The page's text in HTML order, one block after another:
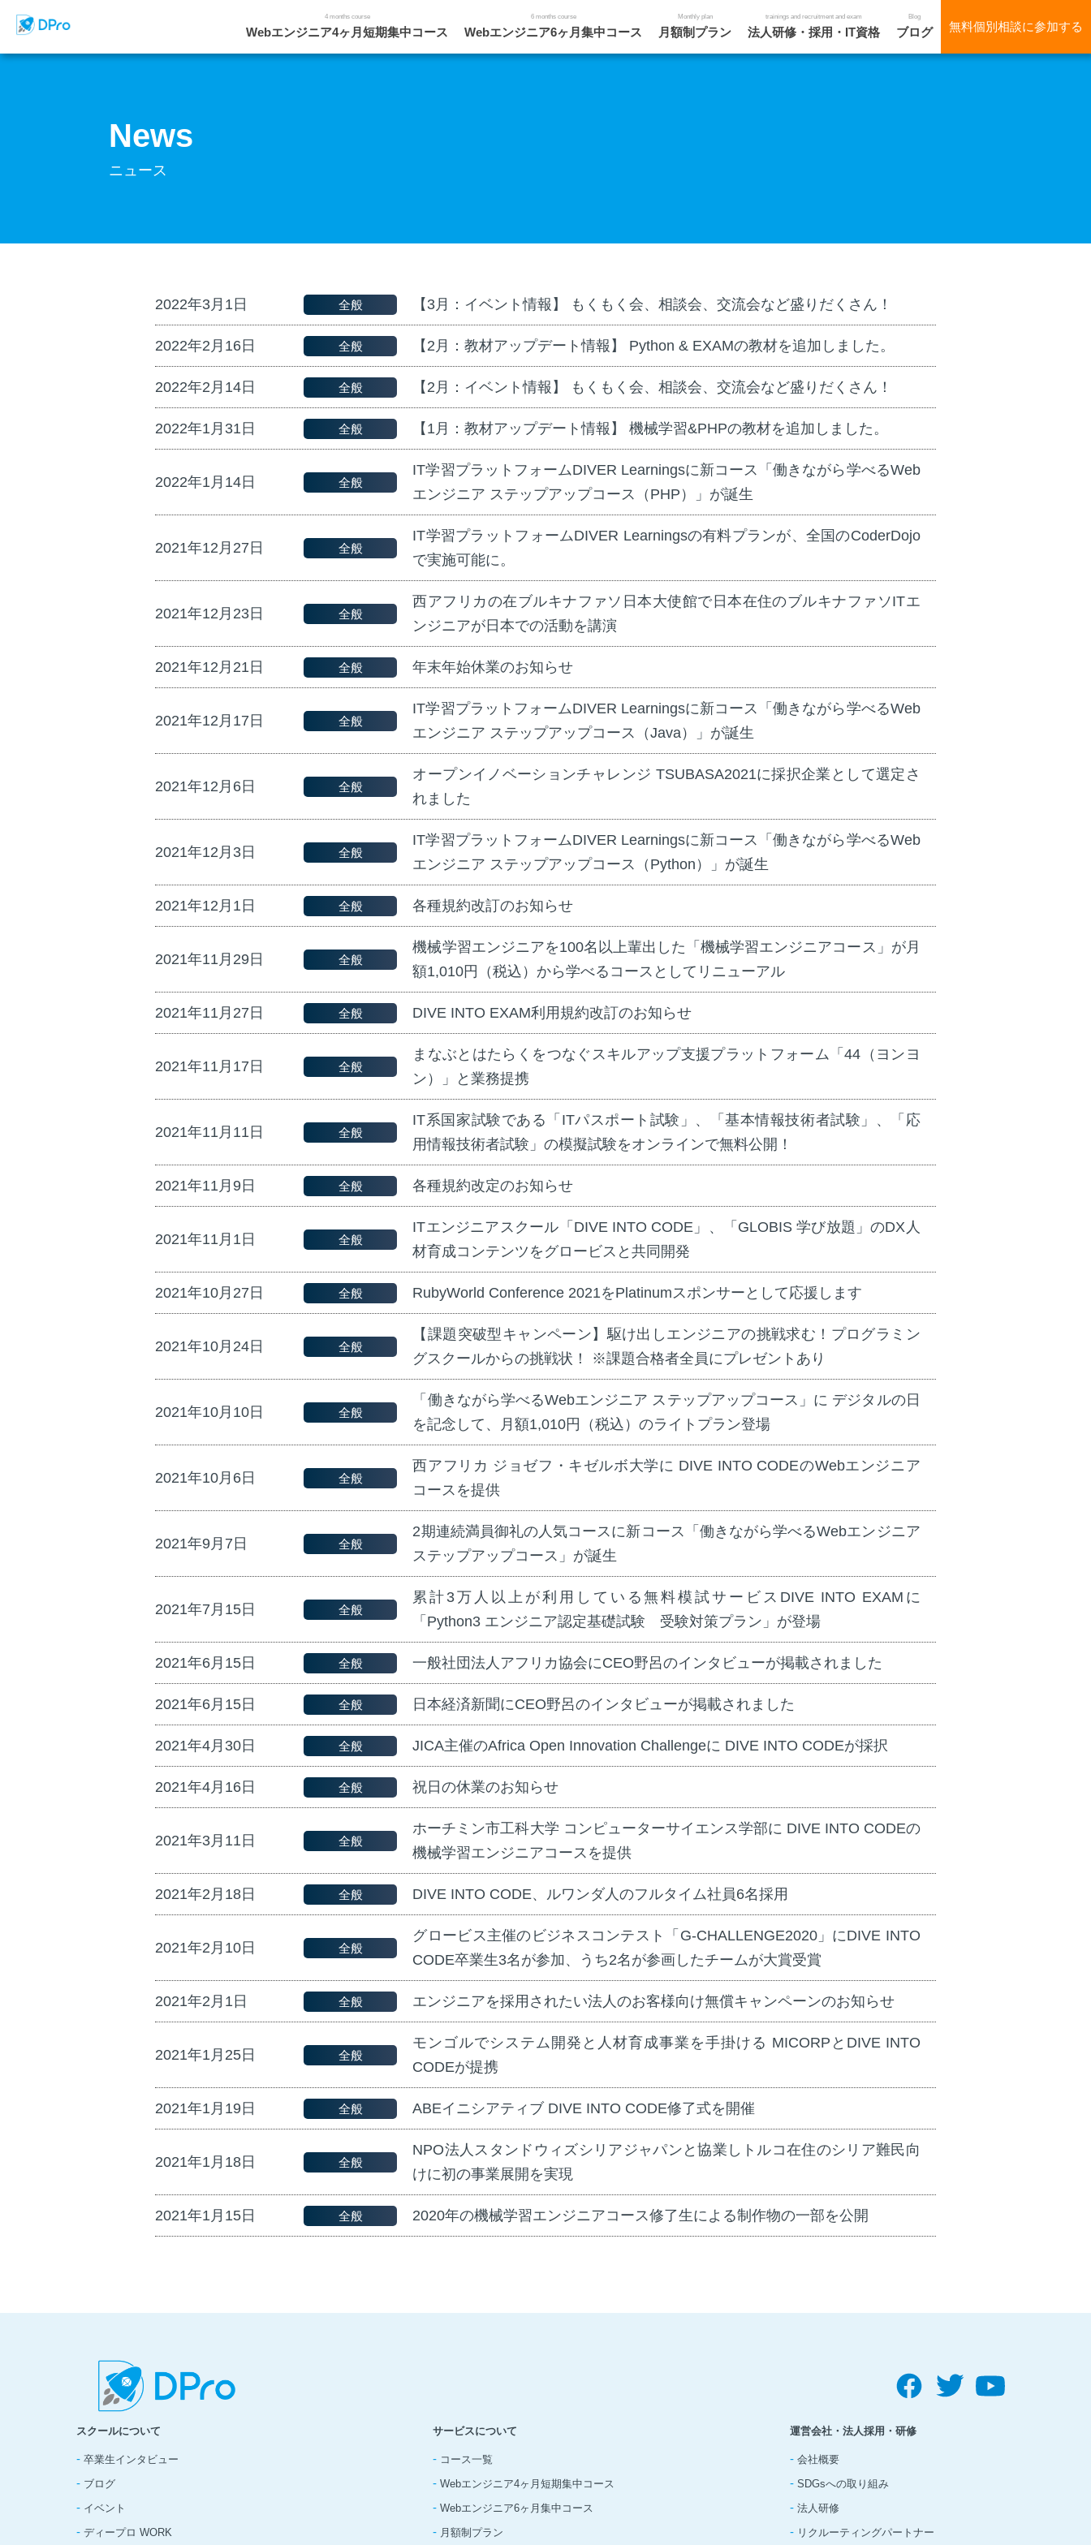
4 months course
Webエンジニア4ヶ月短期集中コース
6 months course
Webエンジニア6ヶ月集中コース
Monthly plan
月額制プラン
trainings and recruitment and exam
法人研修・採用・IT資格
Blog
ブログ 無料個別相談に参加する
News
ニュース
2022年3月1日 全般 【3月：イベント情報】 もくもく会、相談会、交流会など盛りだくさん！
2022年2月16日 全般 【2月：教材アップデート情報】 Python & EXAMの教材を追加しました。
2022年2月14日 全般 【2月：イベント情報】 もくもく会、相談会、交流会など盛りだくさん！
2022年1月31日 全般 【1月：教材アップデート情報】 機械学習&PHPの教材を追加しました。
2022年1月14日 全般
IT学習プラットフォームDIVER Learningsに新コース「働きながら学べるWeb
エンジニア ステップアップコース（PHP）」が誕生
2021年12月27日 全般
IT学習プラットフォームDIVER Learningsの有料プランが、全国のCoderDojo
で実施可能に。
2021年12月23日 全般
西アフリカの在ブルキナファソ日本大使館で日本在住のブルキナファソITエ
ンジニアが日本での活動を講演
2021年12月21日 全般 年末年始休業のお知らせ
2021年12月17日 全般
IT学習プラットフォームDIVER Learningsに新コース「働きながら学べるWeb
エンジニア ステップアップコース（Java）」が誕生
2021年12月6日 全般
オープンイノベーションチャレンジ TSUBASA2021に採択企業として選定さ
れました
2021年12月3日 全般
IT学習プラットフォームDIVER Learningsに新コース「働きながら学べるWeb
エンジニア ステップアップコース（Python）」が誕生
2021年12月1日 全般 各種規約改訂のお知らせ
2021年11月29日 全般
機械学習エンジニアを100名以上輩出した「機械学習エンジニアコース」が月
額1,010円（税込）から学べるコースとしてリニューアル
2021年11月27日 全般 DIVE INTO EXAM利用規約改訂のお知らせ
2021年11月17日 全般
まなぶとはたらくをつなぐスキルアップ支援プラットフォーム「44（ヨンヨ
ン）」と業務提携
2021年11月11日 全般
IT系国家試験である「ITパスポート試験」、「基本情報技術者試験」、「応
用情報技術者試験」の模擬試験をオンラインで無料公開！
2021年11月9日 全般 各種規約改定のお知らせ
2021年11月1日 全般
ITエンジニアスクール「DIVE INTO CODE」、「GLOBIS 学び放題」のDX人
材育成コンテンツをグロービスと共同開発
2021年10月27日 全般 RubyWorld Conference 2021をPlatinumスポンサーとして応援します
2021年10月24日 全般
【課題突破型キャンペーン】駆け出しエンジニアの挑戦求む！プログラミン
グスクールからの挑戦状！ ※課題合格者全員にプレゼントあり
2021年10月10日 全般
「働きながら学べるWebエンジニア ステップアップコース」に デジタルの日
を記念して、月額1,010円（税込）のライトプラン登場
2021年10月6日 全般
西アフリカ ジョゼフ・キゼルボ大学に DIVE INTO CODEのWebエンジニア
コースを提供
2021年9月7日 全般
2期連続満員御礼の人気コースに新コース「働きながら学べるWebエンジニア
ステップアップコース」が誕生
2021年7月15日 全般
累計3万人以上が利用している無料模試サービスDIVE INTO EXAMに
「Python3 エンジニア認定基礎試験 受験対策プラン」が登場
2021年6月15日 全般 一般社団法人アフリカ協会にCEO野呂のインタビューが掲載されました
2021年6月15日 全般 日本経済新聞にCEO野呂のインタビューが掲載されました
2021年4月30日 全般 JICA主催のAfrica Open Innovation Challengeに DIVE INTO CODEが採択
2021年4月16日 全般 祝日の休業のお知らせ
2021年3月11日 全般
ホーチミン市工科大学 コンピューターサイエンス学部に DIVE INTO CODEの
機械学習エンジニアコースを提供
2021年2月18日 全般 DIVE INTO CODE、ルワンダ人のフルタイム社員6名採用
2021年2月10日 全般
グロービス主催のビジネスコンテスト「G-CHALLENGE2020」にDIVE INTO
CODE卒業生3名が参加、うち2名が参画したチームが大賞受賞
2021年2月1日 全般 エンジニアを採用されたい法人のお客様向け無償キャンペーンのお知らせ
2021年1月25日 全般
モンゴルでシステム開発と人材育成事業を手掛ける MICORPとDIVE INTO
CODEが提携
2021年1月19日 全般 ABEイニシアティブ DIVE INTO CODE修了式を開催
2021年1月18日 全般
NPO法人スタンドウィズシリアジャパンと協業しトルコ在住のシリア難民向
けに初の事業展開を実現
2021年1月15日 全般 2020年の機械学習エンジニアコース修了生による制作物の一部を公開
スクールについて
- 卒業生インタビュー
- ブログ
- イベント
- ディープロ WORK
サービスについて
- コース一覧
- Webエンジニア4ヶ月短期集中コース
- Webエンジニア6ヶ月集中コース
- 月額制プラン
運営会社・法人採用・研修
- 会社概要
- SDGsへの取り組み
- 法人研修
- リクルーティングパートナー